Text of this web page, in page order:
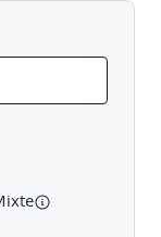
27001, ISO
et des
RSSI (7
ISO 27005),